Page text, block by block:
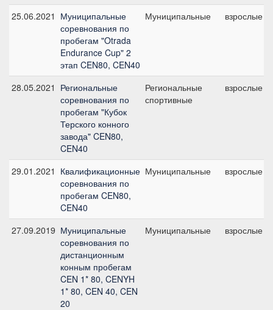
25.06.2021 Муниципальные
соревнования по
пробегам "Otrada
Endurance Cup" 2
этап CEN80, CEN40
Муниципальные взрослые
28.05.2021 Региональные
соревнования по
пробегам "Кубок
Терского конного
завода" CEN80,
CEN40
Региональные
спортивные
взрослые
29.01.2021 Квалификационные
соревнования по
пробегам CEN80,
CEN40
Муниципальные взрослые
27.09.2019 Муниципальные
соревнования по
дистанционным
конным пробегам
CEN 1* 80, CENYH
1* 80, CEN 40, CEN
20
Муниципальные взрослые